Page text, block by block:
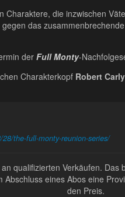
Charaktere, die inzwischen
das
derFull Monty-
Charakterkopf Robert
the-full-monty-reunion-series/
qualifizierten Verkäufen.
eines Abos eine
den Preis.